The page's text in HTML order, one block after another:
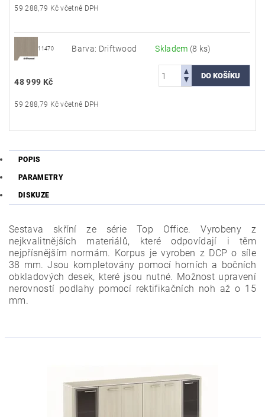
59 288,79 Kč včetně DPH
11470 Barva: Driftwood Skladem (8 ks)
48 999 Kč
59 288,79 Kč včetně DPH
POPIS
PARAMETRY
DISKUZE
Sestava skříní ze série Top Office. Vyrobeny z
nejkvalitnějších materiálů, které odpovídají i těm
nejpřísnějším normám. Korpus je vyroben z DCP o síle
38 mm. Jsou kompletovány pomocí horních a bočních
obkladových desek, které jsou nutné. Možnost upravení
nerovností podlahy pomocí rektifikačních noh až o 15
mm.